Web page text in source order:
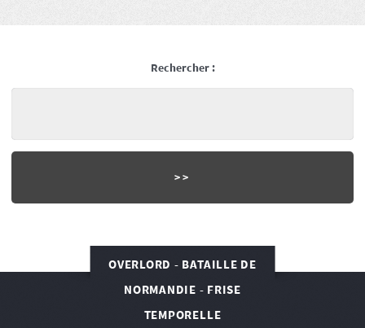
Rechercher :
OVERLORD - BATAILLE DE
NORMANDIE - FRISE
TEMPORELLE